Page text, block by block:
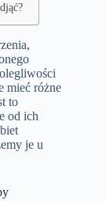
mieć różne
to
od ich
je u